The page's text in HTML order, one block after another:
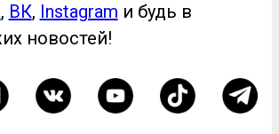
, ВК, Instagram и будь в
новостей!